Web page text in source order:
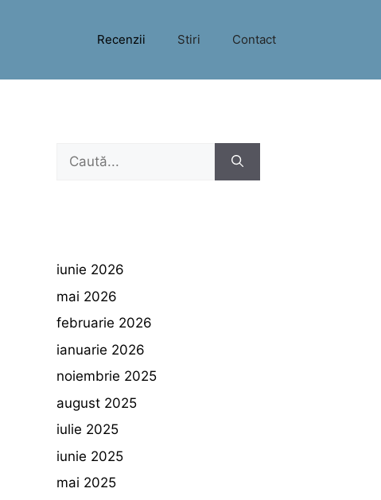
Recenzii Stiri Contact
Caută
iunie 2026
mai 2026
februarie 2026
ianuarie 2026
noiembrie 2025
august 2025
iulie 2025
iunie 2025
mai 2025